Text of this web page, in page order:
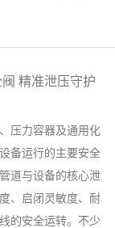
精准泄压守护
压力容器及通用化
备运行的主要安全
道与设备的核心泄
、启闭灵敏度、耐
的安全运转。不少